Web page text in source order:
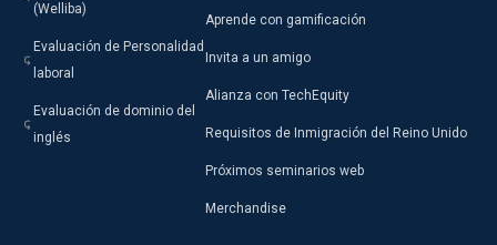
(Welliba)
Evaluación de Personalidad
laboral
Evaluación de dominio del
inglés
Aprende con gamificación
Invita a un amigo
Alianza con TechEquity
Requisitos de Inmigración del Reino Unido
Próximos seminarios web
Merchandise